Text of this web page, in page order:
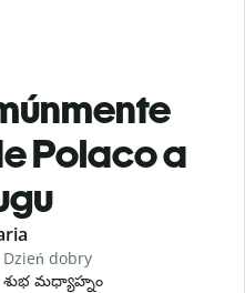
Polaco a
Dzień dobry
శుభ మధ్యాహ్నం